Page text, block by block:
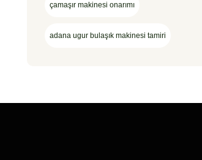
çamaşır makinesi onarımı
adana ugur bulaşık makinesi tamiri